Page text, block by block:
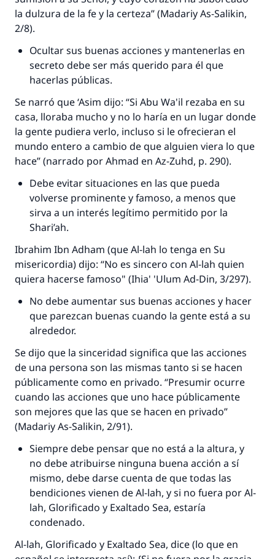
la dulzura de la fe y la certeza” (Madariy As-Salikin,
2/8).
Ocultar sus buenas acciones y mantenerlas en
secreto debe ser más querido para él que
hacerlas públicas.
Se narró que ‘Asim dijo: “Si Abu Wa'il rezaba en su
casa, lloraba mucho y no lo haría en un lugar donde
la gente pudiera verlo, incluso si le ofrecieran el
mundo entero a cambio de que alguien viera lo que
hace” (narrado por Ahmad en Az-Zuhd, p. 290).
Debe evitar situaciones en las que pueda
volverse prominente y famoso, a menos que
sirva a un interés legítimo permitido por la
Shari’ah.
Ibrahim Ibn Adham (que Al-lah lo tenga en Su
misericordia) dijo: “No es sincero con Al-lah quien
quiera hacerse famoso" (Ihia' 'Ulum Ad-Din, 3/297).
No debe aumentar sus buenas acciones y hacer
que parezcan buenas cuando la gente está a su
alrededor.
Se dijo que la sinceridad significa que las acciones
de una persona son las mismas tanto si se hacen
públicamente como en privado. “Presumir ocurre
cuando las acciones que uno hace públicamente
son mejores que las que se hacen en privado”
(Madariy As-Salikin, 2/91).
Siempre debe pensar que no está a la altura, y
no debe atribuirse ninguna buena acción a sí
mismo, debe darse cuenta de que todas las
bendiciones vienen de Al-lah, y si no fuera por Al-
lah, Glorificado y Exaltado Sea, estaría
condenado.
Al-lah, Glorificado y Exaltado Sea, dice (lo que en
matrimonio.
Desde la Q hasta la A, su contribución ayuda a
IslamQA.
Profeta ﷺ dijo:
"Una persona que orienta a otros a hacer el
bien obtendrá la misma recompensa que
aquellos que lo realicen."
(MUSLIM, 1893)